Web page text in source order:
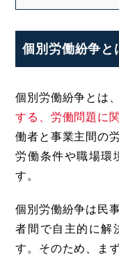
個別労働紛争と
個別労働紛争とは、
する、労働問題に
働者と事業主間の
労働条件や職場環
す。
個別労働紛争は民
者間で自主的に解
す。そのため、ま